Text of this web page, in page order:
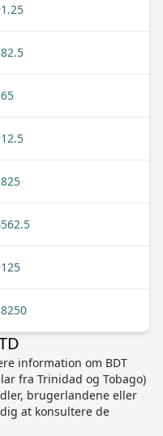
information om BDT
fra Trinidad og Tobago)
brugerlandene eller
at konsultere de